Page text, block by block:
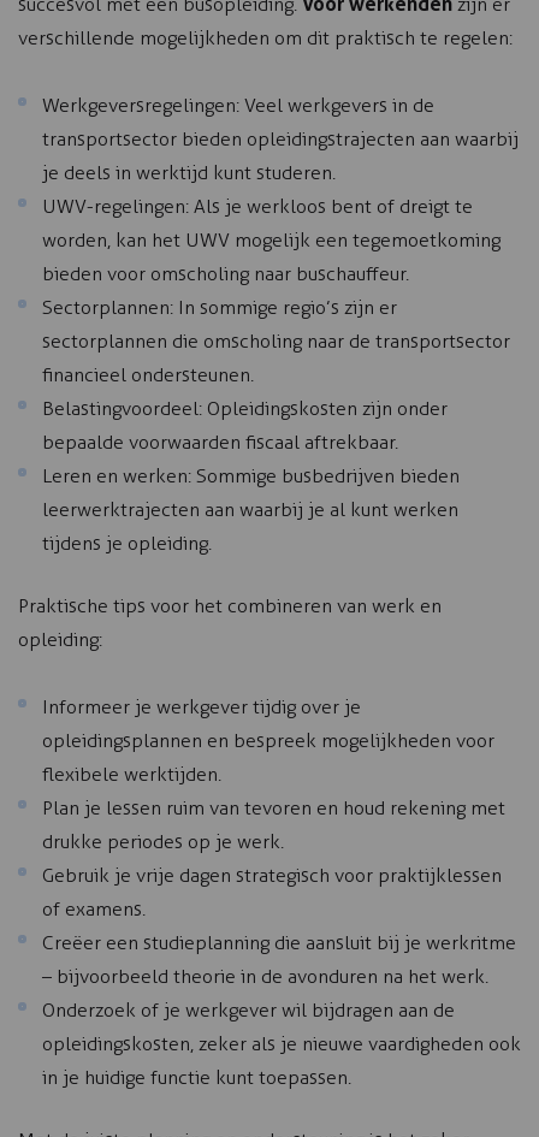
verschillende mogelijkheden om dit praktisch te regelen:
Werkgeversregelingen: Veel werkgevers in de
transportsector bieden opleidingstrajecten aan waarbij
je deels in werktijd kunt studeren.
UWV-regelingen: Als je werkloos bent of dreigt te
worden, kan het UWV mogelijk een tegemoetkoming
bieden voor omscholing naar buschauffeur.
Sectorplannen: In sommige regio’s zijn er
sectorplannen die omscholing naar de transportsector
financieel ondersteunen.
Belastingvoordeel: Opleidingskosten zijn onder
bepaalde voorwaarden fiscaal aftrekbaar.
Leren en werken: Sommige busbedrijven bieden
leerwerktrajecten aan waarbij je al kunt werken
tijdens je opleiding.
Praktische tips voor het combineren van werk en
opleiding:
Informeer je werkgever tijdig over je
opleidingsplannen en bespreek mogelijkheden voor
flexibele werktijden.
Plan je lessen ruim van tevoren en houd rekening met
drukke periodes op je werk.
Gebruik je vrije dagen strategisch voor praktijklessen
of examens.
Creëer een studieplanning die aansluit bij je werkritme
– bijvoorbeeld theorie in de avonduren na het werk.
Onderzoek of je werkgever wil bijdragen aan de
opleidingskosten, zeker als je nieuwe vaardigheden ook
in je huidige functie kunt toepassen.